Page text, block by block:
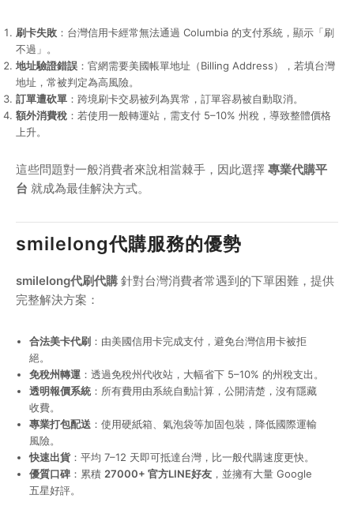
刷卡失敗 ：台灣信用卡經常無法通過 Columbia 的支付系統，顯示「刷
不過」。
地址驗證錯誤 ：官網需要美國帳單地址（Billing Address），若填台灣
地址，常被判定為高風險。
訂單遭砍單 ：跨境刷卡交易被列為異常，訂單容易被自動取消。
額外消費稅 ：若使用一般轉運站，需支付 5–10% 州稅，導致整體價格
上升。
這些問題對一般消費者來說相當棘手，因此選擇 專業代購平
台 就成為最佳解決方式。
smilelong代購服務的優勢
smilelong代刷代購 針對台灣消費者常遇到的下單困難，提供
完整解決方案：
合法美卡代刷 ：由美國信用卡完成支付，避免台灣信用卡被拒
絕。
免稅州轉運：透過免稅州代收站，大幅省下 5–10% 的州稅支出。
透明報價系統：所有費用由系統自動計算，公開清楚，沒有隱藏
收費。
專業打包配送 ：使用硬紙箱、氣泡袋等加固包裝，降低國際運輸
風險。
快速出貨：平均 7–12 天即可抵達台灣，比一般代購速度更快。
優質口碑：累積 27000+ 官方LINE好友，並擁有大量 Google
五星好評。